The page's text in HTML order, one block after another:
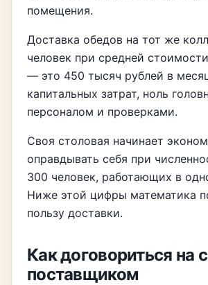
помещения.
Доставка обедов на тот же
человек при средней
— это 450 тысяч рублей в
капитальных затрат, ноль
персоналом и проверками.
Своя столовая начинает
оправдывать себя при
300 человек, работающих в
Ниже этой цифры математика
пользу доставки.
Как договориться на
поставщиком